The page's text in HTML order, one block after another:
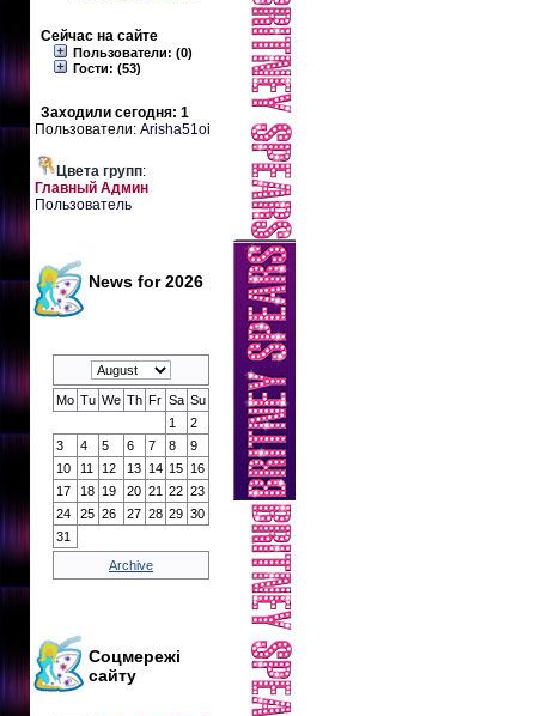
Сейчас на сайте
Пользователи: (0)
Гости: (53)
Заходили сегодня: 1
Пользователи:Arisha51oi
Цвета групп:
Главный Админ
Пользователь
News for 2026
Mo Tu We Th Fr Sa Su
1
2
3
4 5 6 7 8
9
10
11 12 13 14 15 16
17
18 19 20 21 22 23
24
25 26 27 28 29 30
31
Archive
Соцмережі
сайту